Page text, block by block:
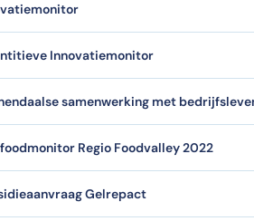
Innovatiemonitor
samenwerking met
Regio Foodvalley 2022
Gelrepact